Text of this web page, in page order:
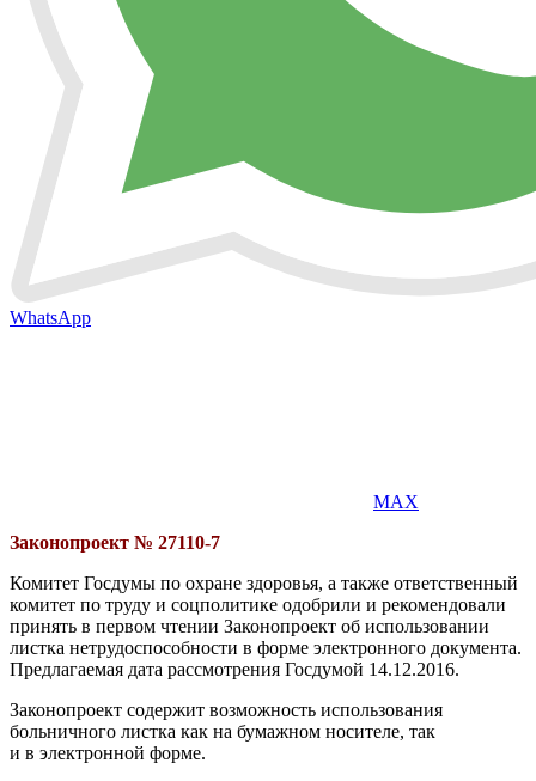
WhatsApp
MAX
Законопроект № 27110-7
Комитет Госдумы по охране здоровья, а также ответственный
комитет по труду и соцполитике одобрили и рекомендовали
принять в первом чтении Законопроект об использовании
листка нетрудоспособности в форме электронного документа.
Предлагаемая дата рассмотрения Госдумой 14.12.2016.
Законопроект содержит возможность использования
больничного листка как на бумажном носителе, так
и в электронной форме.